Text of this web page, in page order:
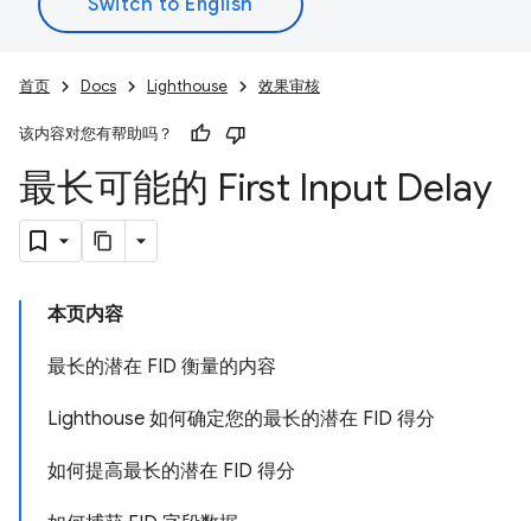
首页 Docs Lighthouse 效果审核
该内容对您有帮助吗？
最长可能的 First Input Delay
本页内容
最长的潜在 FID 衡量的内容
Lighthouse 如何确定您的最长的潜在 FID 得分
如何提高最长的潜在 FID 得分